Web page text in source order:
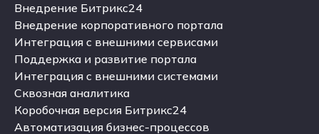
Внедрение CRM
Внедрение Битрикс24
Внедрение Битрикс24
Внедрение корпоративного портала
Внедрение корпоративного портала
Интеграция с внешними сервисами
Интеграция с внешними сервисами
Поддержка и развитие портала
Поддержка и развитие портала
Интеграция с внешними системами
Интеграция с внешними системами
Сквозная аналитика
Сквозная аналитика
Коробочная версия Битрикс24
Коробочная версия Битрикс24
Автоматизация бизнес-процессов